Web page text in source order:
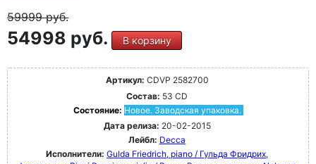
59999руб.
54998 руб. В корзину
Артикул: CDVP 2582700
Состав: 53 CD
Состояние: Новое. Заводская упаковка.
Дата релиза: 20-02-2015
Лейбл: Decca
Исполнители: Gulda Friedrich, piano / Гульда Фридрих,